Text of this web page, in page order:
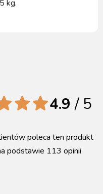
kg.
4.9 / 5
poleca ten produkt
podstawie 113 opinii